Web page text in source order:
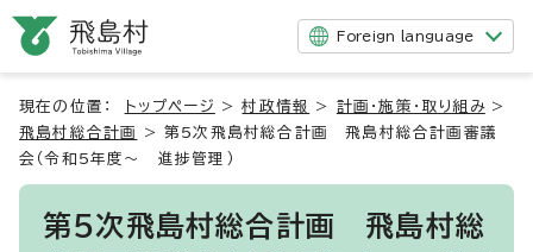
Foreign language
現在の位置： トップページ >村政情報 > 計画・施策・取り組み>
飛島村総合計画
>第5次飛島村総合計画 飛島村総合計画審議
会（令和5年度～ 進捗管理）
第5次飛島村総合計画 飛島村総